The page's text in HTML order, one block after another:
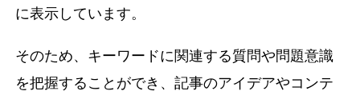
に表示しています。
そのため、キーワードに関連する質問や問題意識
を把握することができ、記事のアイデアやコンテ